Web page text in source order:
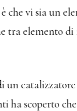
che vi sia un
tra elemento
ha scoperto